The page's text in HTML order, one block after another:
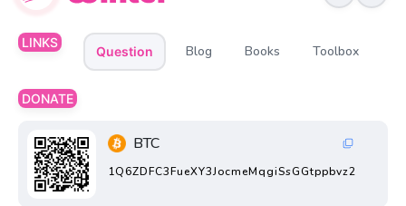
LINKS
Question Blog Books Toolbox
DONATE
BTC
1Q6ZDFC3FueXY3JocmeMqgiSsGGtppbvz2